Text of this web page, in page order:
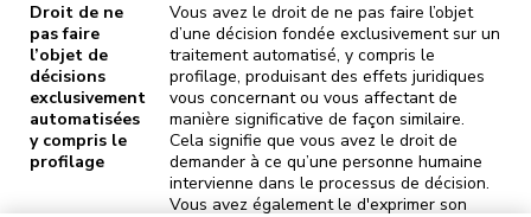
Droit de ne
pas faire
l’objet de
décisions
exclusivement
automatisées
y compris le
profilage
Vous avez le droit de ne pas faire l’objet
d’une décision fondée exclusivement sur un
traitement automatisé, y compris le
profilage, produisant des effets juridiques
vous concernant ou vous affectant de
manière significative de façon similaire.
Cela signifie que vous avez le droit de
demander à ce qu’une personne humaine
intervienne dans le processus de décision.
Vous avez également le d'exprimer son